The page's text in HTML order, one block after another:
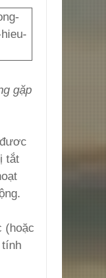
gặp
tắt
(hoặc